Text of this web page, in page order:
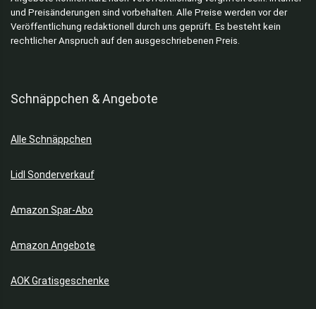
und Preisänderungen sind vorbehalten. Alle Preise werden vor der
Veröffentlichung redaktionell durch uns geprüft. Es besteht kein
rechtlicher Anspruch auf den ausgeschriebenen Preis.
Schnäppchen & Angebote
Alle Schnäppchen
Lidl Sonderverkauf
Amazon Spar-Abo
Amazon Angebote
AOK Gratisgeschenke